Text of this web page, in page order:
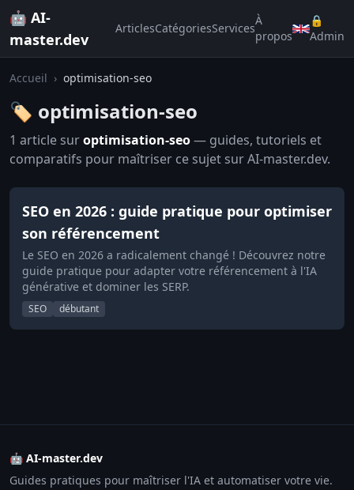
🤖 AI-
master.dev
ArticlesCatégoriesServices
À
propos
🔒
Admin
Accueil › optimisation-seo
🏷️ optimisation-seo
1 article suroptimisation-seo— guides, tutoriels et
comparatifs pour maîtriser ce sujet sur AI-master.dev.
SEO en 2026 : guide pratique pour optimiser
son référencement
Le SEO en 2026 a radicalement changé ! Découvrez notre
guide pratique pour adapter votre référencement à l'IA
générative et dominer les SERP.
SEO débutant
🤖 AI-master.dev
Guides pratiques pour maîtriser l'IA et automatiser votre vie.